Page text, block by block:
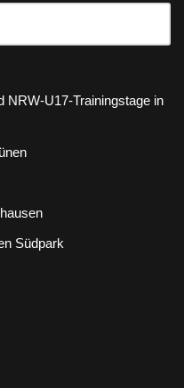
NRW-U17-Trainingstage in
Südpark